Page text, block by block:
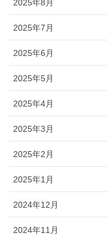
2025年8月
2025年7月
2025年6月
2025年5月
2025年4月
2025年3月
2025年2月
2025年1月
2024年12月
2024年11月